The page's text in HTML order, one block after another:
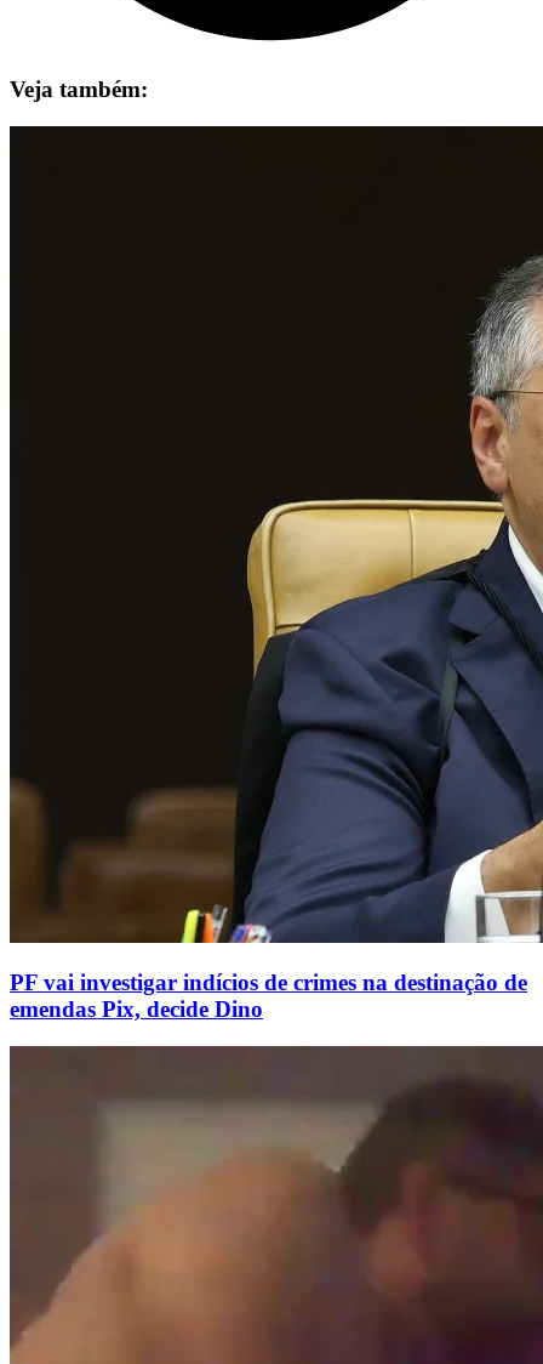
Veja também:
PF vai investigar indícios de crimes na destinação de
emendas Pix, decide Dino